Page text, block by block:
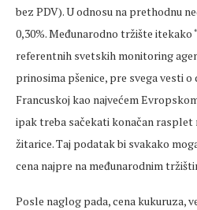
bez PDV). U odnosu na prethodnu
0,30%. Međunarodno tržište itekako
referentnih svetskih monitoring
prinosima pšenice, pre svega vesti
Francuskoj kao najvećem
ipak treba sačekati konačan rasplet
žitarice. Taj podatak bi svakako
cena najpre na međunarodnim
Posle naglog pada, cena kukuruza,